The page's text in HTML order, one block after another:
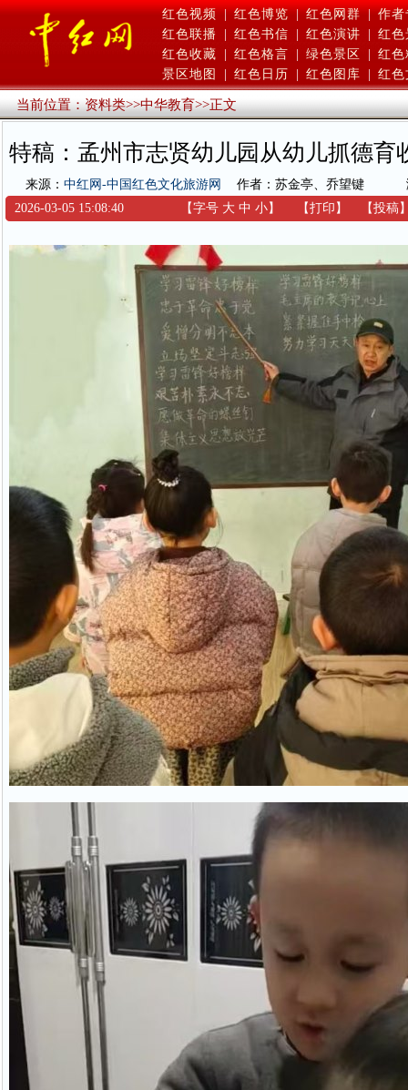
红色视频 | 红色博览 | 红色网群 | 作者
红色联播
红色书信 红色演讲
红色
红色收藏
红色格言 绿色景区
红色
景区地图
红色日历 红色图库 红色
当前位置：资料类>>中华教育>>正文
特稿：孟州市志贤幼儿园从幼儿抓德育
来源： 中红网-中国红色文化旅游网 作者：苏金亭、乔望键
2026-03-05 15:08:40
【字号 大 中 小】 【打印 】 【投稿